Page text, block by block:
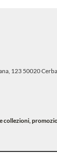
123 50020
collezioni,